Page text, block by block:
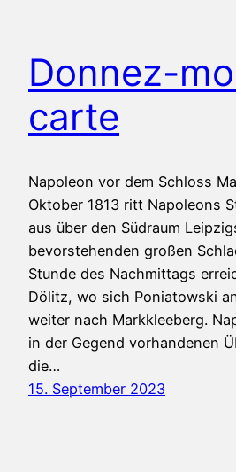
Donnez-
carte
Napoleon vor dem Schloss
Oktober 1813 ritt Napoleons
aus über den Südraum
bevorstehenden großen
Stunde des Nachmittags
Dölitz, wo sich Poniatowski
weiter nach Markkleeberg.
in der Gegend vorhandenen
die…
15. September 2023